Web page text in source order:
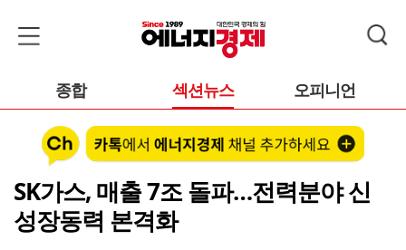
종합 섹션뉴스 오피니언
SK가스, 매출 7조 돌파…전력분야 신
성장동력 본격화